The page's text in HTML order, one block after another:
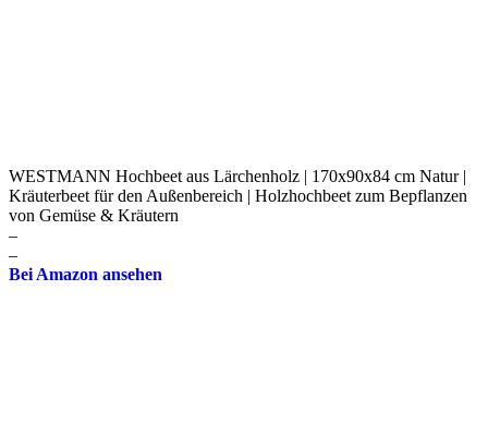
WESTMANN Hochbeet aus Lärchenholz | 170x90x84 cm Natur |
Kräuterbeet für den Außenbereich | Holzhochbeet zum Bepflanzen
von Gemüse & Kräutern
–
–
Bei Amazon ansehen